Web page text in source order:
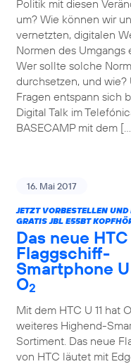
Politik mit diesen
um? Wie können wir
vernetzten, digitalen
Normen des Umgangs
Wer sollte solche
durchsetzen, und wie?
Fragen entspann sich
Digital Talk im
BASECAMP mit dem
16. Mai 2017
JETZT VORBESTELLEN
GRATIS JBL E55BT
Das neue HTC
Flaggschiff-
Smartphone U
O2
Mit dem HTC U 11 hat O
weiteres Highend-
Sortiment. Das neue
von HTC läutet mit